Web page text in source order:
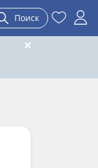
Поиск